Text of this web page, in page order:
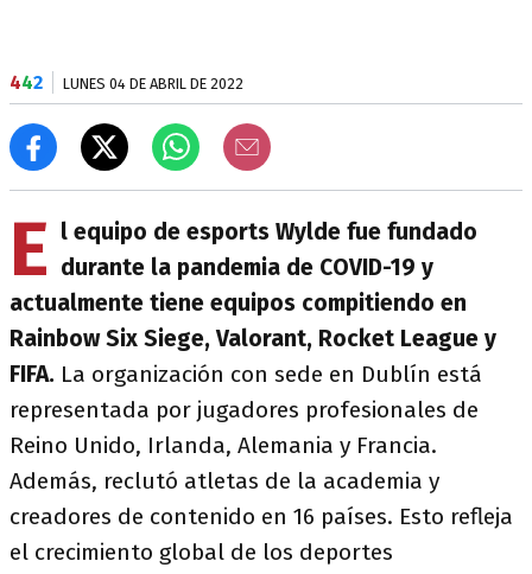
442 LUNES 04 DE ABRIL DE 2022
E l equipo de esports Wylde fue fundado
durante la pandemia de COVID-19 y
actualmente tiene equipos compitiendo en
Rainbow Six Siege, Valorant, Rocket League y
FIFA. La organización con sede en Dublín está
representada por jugadores profesionales de
Reino Unido, Irlanda, Alemania y Francia.
Además, reclutó atletas de la academia y
creadores de contenido en 16 países. Esto refleja
el crecimiento global de los deportes